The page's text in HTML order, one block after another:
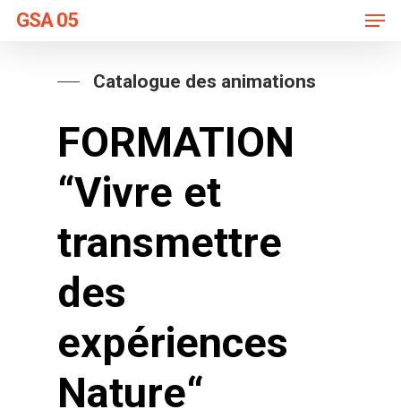
SkipGSA 05
Catalogue des animations
FORMATION
“Vivre et
transmettre
des
expériences
Nature“